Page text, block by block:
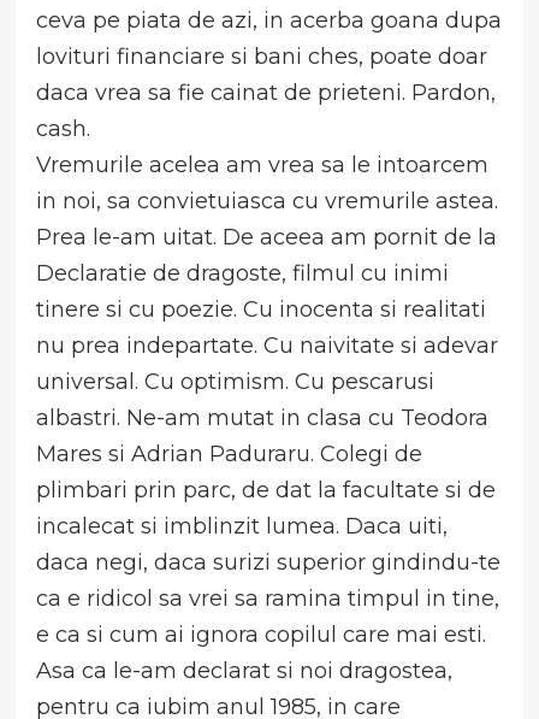
ceva pe piata de azi, in acerba goana dupa
lovituri financiare si bani ches, poate doar
daca vrea sa fie cainat de prieteni. Pardon,
cash.
Vremurile acelea am vrea sa le intoarcem
in noi, sa convietuiasca cu vremurile astea.
Prea le-am uitat. De aceea am pornit de la
Declaratie de dragoste, filmul cu inimi
tinere si cu poezie. Cu inocenta si realitati
nu prea indepartate. Cu naivitate si adevar
universal. Cu optimism. Cu pescarusi
albastri. Ne-am mutat in clasa cu Teodora
Mares si Adrian Paduraru. Colegi de
plimbari prin parc, de dat la facultate si de
incalecat si imblinzit lumea. Daca uiti,
daca negi, daca surizi superior gindindu-te
ca e ridicol sa vrei sa ramina timpul in tine,
e ca si cum ai ignora copilul care mai esti.
Asa ca le-am declarat si noi dragostea,
pentru ca iubim anul 1985, in care